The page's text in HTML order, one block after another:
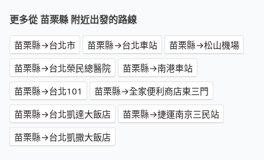
更多從 苗栗縣 附近出發的路線
苗栗縣→台北市 苗栗縣→台北車站
苗栗縣→松山機場
苗栗縣→台北榮民總醫院
苗栗縣→南港車站
苗栗縣→台北101
苗栗縣→全家便利商店東三門
苗栗縣→台北凱達大飯店
苗栗縣→捷運南京三民站
苗栗縣→台北凱撒大飯店